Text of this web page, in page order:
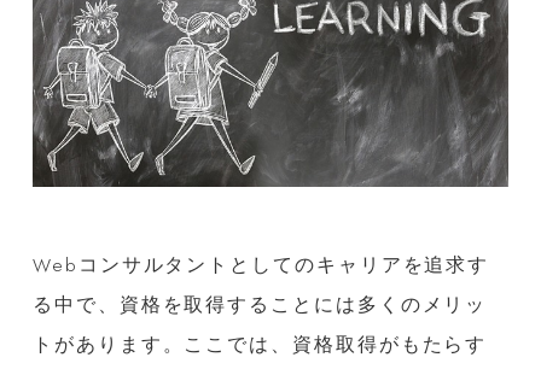
Webコンサルタントとしてのキャリアを追求す
る中で、資格を取得することには多くのメリッ
トがあります。ここでは、資格取得がもたらす